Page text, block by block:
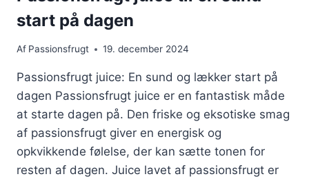
start på dagen
Af Passionsfrugt 19. december 2024
Passionsfrugt juice: En sund og lækker start på
dagen Passionsfrugt juice er en fantastisk måde
at starte dagen på. Den friske og eksotiske smag
af passionsfrugt giver en energisk og
opkvikkende følelse, der kan sætte tonen for
resten af dagen. Juice lavet af passionsfrugt er